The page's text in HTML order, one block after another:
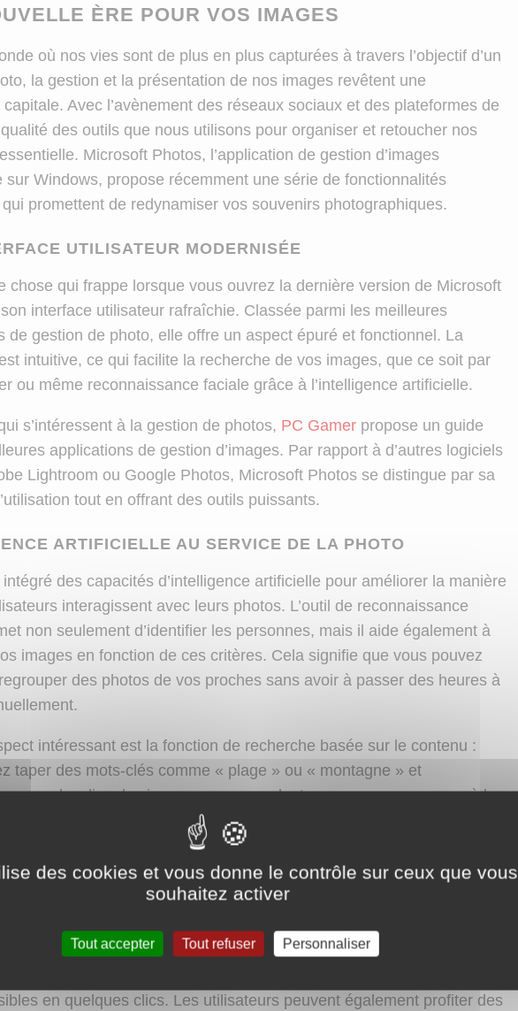
ÈRE POUR VOS IMAGES
où nos vies sont de plus en plus capturées à travers l’objectif d’un
la gestion et la présentation de nos images revêtent une
Avec l’avènement des réseaux sociaux et des plateformes de
des outils que nous utilisons pour organiser et retoucher nos
Microsoft Photos, l’application de gestion d’images
sur Windows, propose récemment une série de fonctionnalités
promettent de redynamiser vos souvenirs photographiques.
UTILISATEUR MODERNISÉE
chose qui frappe lorsque vous ouvrez la dernière version de Microsoft
interface utilisateur rafraîchie. Classée parmi les meilleures
de gestion de photo, elle offre un aspect épuré et fonctionnel. La
intuitive, ce qui facilite la recherche de vos images, que ce soit par
ou même reconnaissance faciale grâce à l’intelligence artificielle.
s’intéressent à la gestion de photos, PC Gamerpropose un guide
applications de gestion d’images. Par rapport à d’autres logiciels
Lightroom ou Google Photos, Microsoft Photos se distingue par sa
tout en offrant des outils puissants.
ARTIFICIELLE AU SERVICE DE LA PHOTO
des capacités d’intelligence artificielle pour améliorer la manière
interagissent avec leurs photos. L’outil de reconnaissance
non seulement d’identifier les personnes, mais il aide également à
images en fonction de ces critères. Cela signifie que vous pouvez
des photos de vos proches sans avoir à passer des heures à
intéressant est la fonction de recherche basée sur le contenu :
taper des mots-clés comme « plage » ou « montagne » et
pourra localiser les images correspondantes sans que vous ayez à les
préalable. Pour en savoir plus sur les capacités d’IA des logiciels de
propose un article détaillé sur le sujet.
AVEC DES OUTILS PUISSANTS
de Microsoft Photos est d’aider les utilisateurs à éditer leurs
sans sacrifier la qualité. Les nouvelles fonctionnalités d’édition
en quelques clics. Les utilisateurs peuvent également profiter des
des cookies et vous donne le contrôle sur ceux que vous
souhaitez activer
Tout accepter Tout refuser Personnaliser